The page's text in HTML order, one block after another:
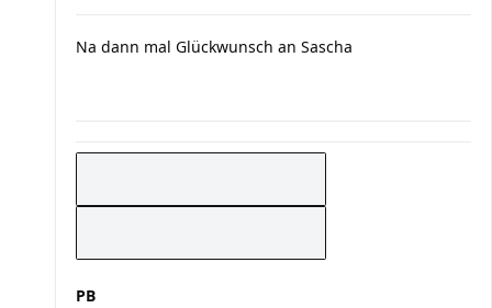
Na dann mal Glückwunsch an Sascha
PB